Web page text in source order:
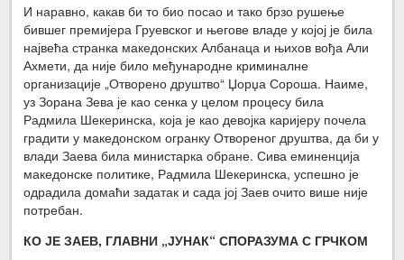
И наравно, какав би то био посао и тако брзо рушење
бившег премијера Груевског и његове владе у којој је била
највећа странка македонских Албанаца и њихов вођа Али
Ахмети, да није било међународне криминалне
организације „Отворено друштво“ Џорџа Сороша. Наиме,
уз Зорана Зева је као сенка у целом процесу била
Радмила Шекеринска, која је као девојка каријеру почела
градити у македонском огранку Отвореног друштва, да би у
влади Заева била министарка обране. Сива еминенција
македонске политике, Радмила Шекеринска, успешно је
одрадила домаћи задатак и сада јој Заев очито више није
потребан.
КО ЈЕ ЗАЕВ, ГЛАВНИ „ЈУНАК“ СПОРАЗУМА С ГРЧКОМ